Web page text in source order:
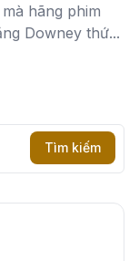
hãng phim
Downey thứ...
Tìm kiếm